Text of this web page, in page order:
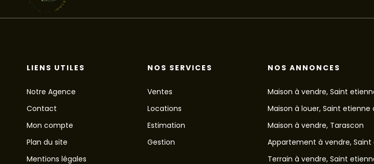
LIENS UTILES
Notre Agence
Contact
Mon compte
Plan du site
Mentions légales
NOS SERVICES
Ventes
Locations
Estimation
Gestion
NOS ANNONCES
Maison à vendre, Saint
Maison à louer, Saint etienne
Maison à vendre, Tarascon
Appartement à vendre,
Terrain à vendre, Saint